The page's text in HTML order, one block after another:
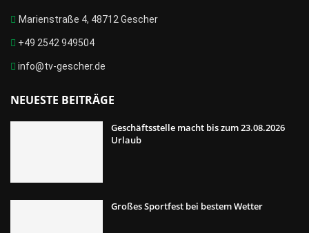
Marienstraße 4, 48712 Gescher
+49 2542 949504
info@tv-gescher.de
NEUESTE BEITRÄGE
Geschäftsstelle macht bis zum 23.08.2026
Urlaub
Großes Sportfest bei bestem Wetter